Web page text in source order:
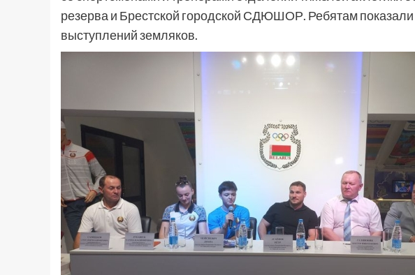
резерва и Брестской городской СДЮШОР. Ребятам
выступлений земляков.